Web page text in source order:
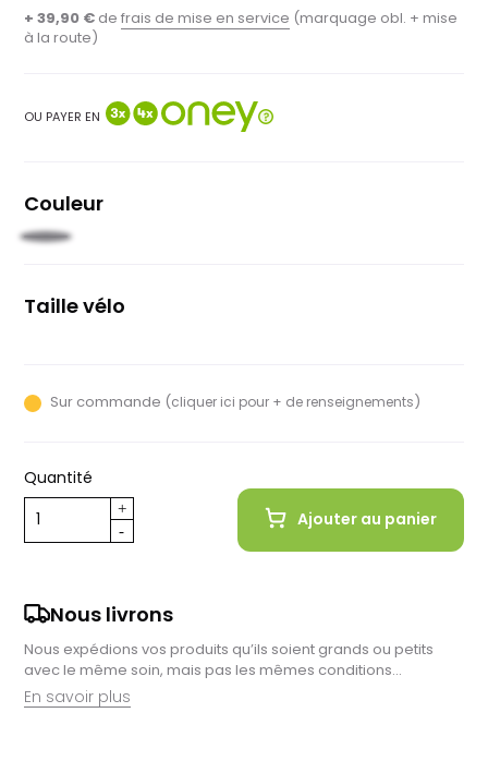
+ 39,90 €de frais de mise en service (marquage obl. + mise
à la route)
OU PAYER EN
Couleur
Ultra
Taille vélo
Sur commande (cliquer ici pour + de renseignements)
Quantité
Ajouter au panier
Nous livrons
Nous expédions vos produits qu’ils soient grands ou petits
avec le même soin, mais pas les mêmes conditions…
En savoir plus